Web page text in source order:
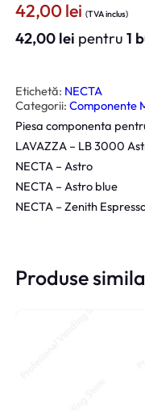
42,00lei (TVA inclus)
42,00 lei pentru1
Etichetă: NECTA
Categorii:Componente
Piesa componenta
LAVAZZA – LB 3000
NECTA – Astro
NECTA – Astro blue
NECTA – Zenith
Produse